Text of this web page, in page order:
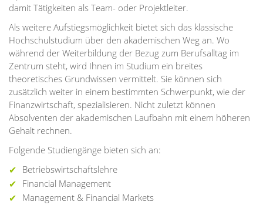
damit Tätigkeiten als Team- oder Projektleiter.
Als weitere Aufstiegsmöglichkeit bietet sich das klassische
Hochschulstudium über den akademischen Weg an. Wo
während der Weiterbildung der Bezug zum Berufsalltag im
Zentrum steht, wird Ihnen im Studium ein breites
theoretisches Grundwissen vermittelt. Sie können sich
zusätzlich weiter in einem bestimmten Schwerpunkt, wie der
Finanzwirtschaft, spezialisieren. Nicht zuletzt können
Absolventen der akademischen Laufbahn mit einem höheren
Gehalt rechnen.
Folgende Studiengänge bieten sich an:
Betriebswirtschaftslehre
Financial Management
Management & Financial Markets